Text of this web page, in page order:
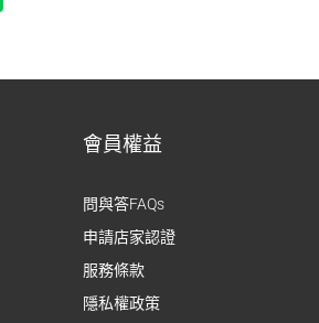
會員權益
問與答FAQs
申請店家認證
服務條款
隱私權政策